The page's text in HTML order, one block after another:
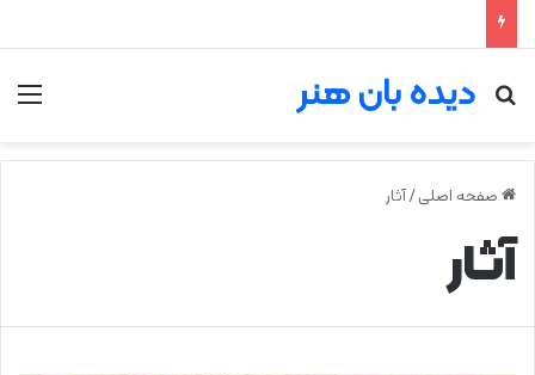
دیده بان هنر
جستجو برای
صفحه اصلی /آثار
آثار